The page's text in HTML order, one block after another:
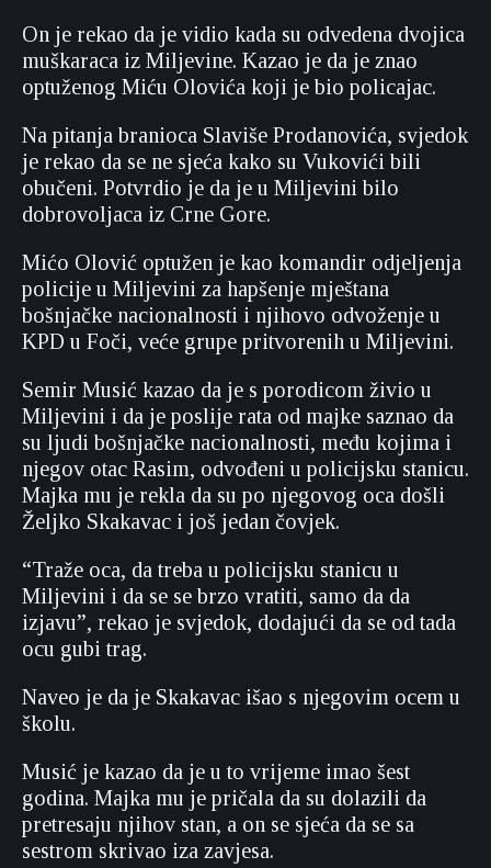
On je rekao da je vidio kada su odvedena dvojica
muškaraca iz Miljevine. Kazao je da je znao
optuženog Miću Olovića koji je bio policajac.
Na pitanja branioca Slaviše Prodanovića, svjedok
je rekao da se ne sjeća kako su Vukovići bili
obučeni. Potvrdio je da je u Miljevini bilo
dobrovoljaca iz Crne Gore.
Mićo Olović optužen je kao komandir odjeljenja
policije u Miljevini za hapšenje mještana
bošnjačke nacionalnosti i njihovo odvoženje u
KPD u Foči, veće grupe pritvorenih u Miljevini.
Semir Musić kazao da je s porodicom živio u
Miljevini i da je poslije rata od majke saznao da
su ljudi bošnjačke nacionalnosti, među kojima i
njegov otac Rasim, odvođeni u policijsku stanicu.
Majka mu je rekla da su po njegovog oca došli
Željko Skakavac i još jedan čovjek.
“Traže oca, da treba u policijsku stanicu u
Miljevini i da se se brzo vratiti, samo da da
izjavu”, rekao je svjedok, dodajući da se od tada
ocu gubi trag.
Naveo je da je Skakavac išao s njegovim ocem u
školu.
Musić je kazao da je u to vrijeme imao šest
godina. Majka mu je pričala da su dolazili da
pretresaju njihov stan, a on se sjeća da se sa
sestrom skrivao iza zavjesa.